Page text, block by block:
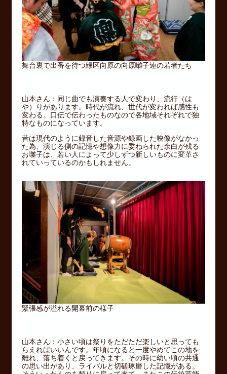
舞台裏で出番を待つ緑区向原の向原囃子連の若者たち
山本さん：同じ曲でも演奏する人で変わり、流行（は
や）りがあります。時代が流れ、世代が変われば感性も
変わる。口伝で伝わったものなので各地域それぞれで独
特なものになっています。
昔は現代のように録音した音源や録画した映像がなかっ
た為、演じる側の記憶や想像力に委ねられた余白が残る
お囃子は、若い人によって少しずつ新しいものに変革さ
れていっているのかもしれません。
緊張感が溢れる開幕前の様子
山本さん：小さい頃は祭りをただただ楽しいと思っても
らえればいいんです。年頃になると一度やめてこの地を
離れ、落ち着くと戻ってきます。その時に幼い頃の共通
の思い出があり、ライバルと切磋琢磨した記憶がある。